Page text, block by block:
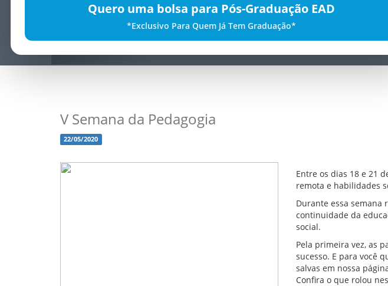
Quero uma bolsa para Pós-Graduação EAD
*Exclusivo Para Quem Já Tem Graduação*
V Semana da Pedagogia
22/05/2020
Entre os dias 18 e 21
remota e habilidades
Durante essa semana
continuidade da
social.
Pela primeira vez, as
sucesso. E para você
salvas em nossa
Confira o que rolou